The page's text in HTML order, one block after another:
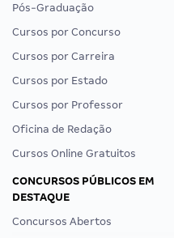
Pós-Graduação
Cursos por Concurso
Cursos por Carreira
Cursos por Estado
Cursos por Professor
Oficina de Redação
Cursos Online Gratuitos
CONCURSOS PÚBLICOS EM
DESTAQUE
Concursos Abertos